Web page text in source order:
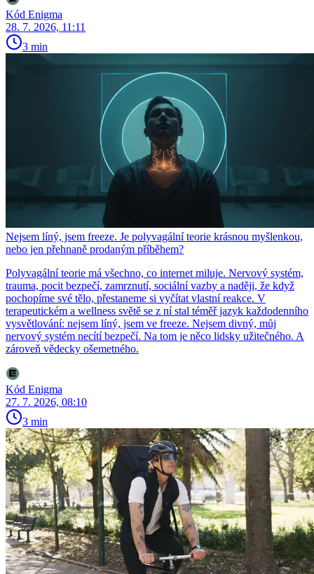
Kód Enigma
28. 7. 2026, 11:11
3 min
Nejsem líný, jsem freeze. Je polyvagální teorie krásnou myšlenkou,
nebo jen přehnaně prodaným příběhem?
Polyvagální teorie má všechno, co internet miluje. Nervový systém,
trauma, pocit bezpečí, zamrznutí, sociální vazby a naději, že když
pochopíme své tělo, přestaneme si vyčítat vlastní reakce. V
terapeutickém a wellness světě se z ní stal téměř jazyk každodenního
vysvětlování: nejsem líný, jsem ve freeze. Nejsem divný, můj
nervový systém necítí bezpečí. Na tom je něco lidsky užitečného. A
zároveň vědecky ošemetného.
Kód Enigma
27. 7. 2026, 08:10
3 min